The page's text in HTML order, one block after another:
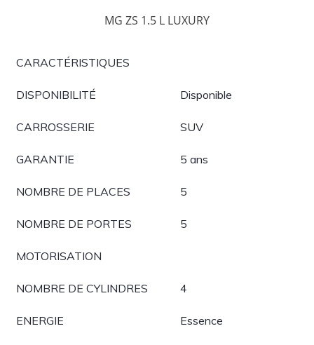
MG ZS 1.5 L LUXURY
CARACTÉRISTIQUES
DISPONIBILITÉ Disponible
CARROSSERIE SUV
GARANTIE 5 ans
NOMBRE DE PLACES 5
NOMBRE DE PORTES 5
MOTORISATION
NOMBRE DE CYLINDRES 4
ENERGIE Essence